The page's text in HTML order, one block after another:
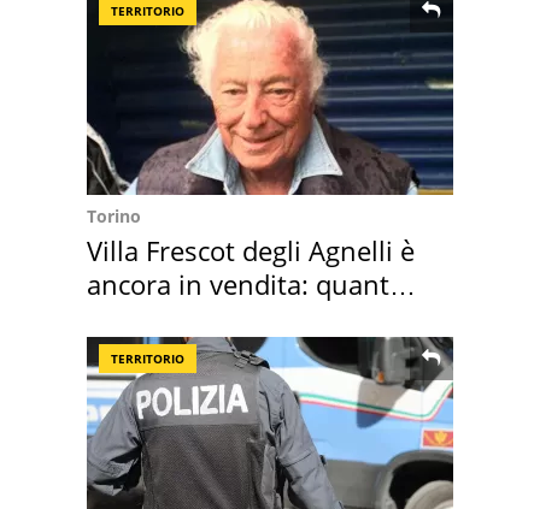
TERRITORIO
Torino
Villa Frescot degli Agnelli è
ancora in vendita: quanto
TERRITORIO